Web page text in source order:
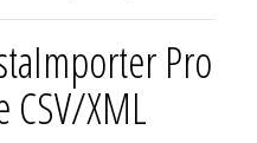
Pro
CSV/XML